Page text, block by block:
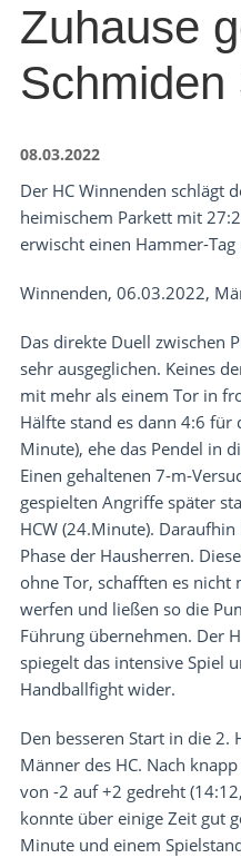
Zuhause
Schmiden
08.03.2022
Der HC Winnenden schlägt
heimischem Parkett mit
erwischt einen Hammer-
Winnenden, 06.03.2022,
Das direkte Duell zwischen
sehr ausgeglichen. Keines
mit mehr als einem Tor in
Hälfte stand es dann 4:6 für
Minute), ehe das Pendel in
Einen gehaltenen 7-m-
gespielten Angriffe später
HCW (24.Minute).
Phase der Hausherren.
ohne Tor, schafften es nicht
werfen und ließen so die
Führung übernehmen. Der
spiegelt das intensive Spiel
Handballfight wider.
Den besseren Start in die
Männer des HC. Nach
von -2 auf +2 gedreht
konnte über einige Zeit gut
Minute und einem